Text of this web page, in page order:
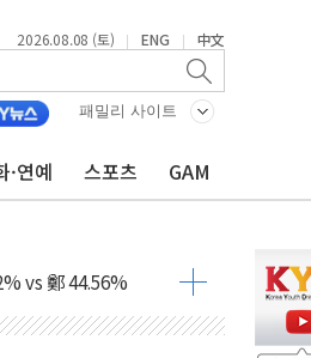
2026.08.08 (토) | ENG | 中文
패밀리 사이트
·연예 스포츠 GAM
'총력'
vs 鄭 44.56%